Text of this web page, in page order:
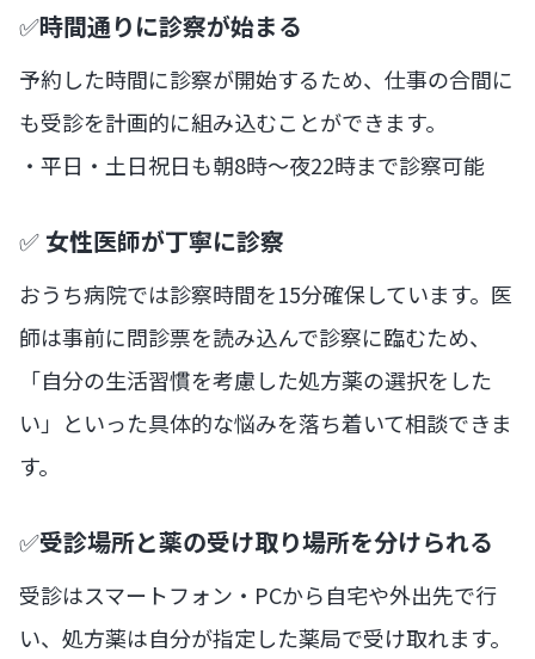
✅時間通りに診察が始まる
予約した時間に診察が開始するため、仕事の合間に
も受診を計画的に組み込むことができます。
・平日・土日祝日も朝8時〜夜22時まで診察可能
✅ 女性医師が丁寧に診察
おうち病院では診察時間を15分確保しています。医
師は事前に問診票を読み込んで診察に臨むため、
「自分の生活習慣を考慮した処方薬の選択をした
い」といった具体的な悩みを落ち着いて相談できま
す。
✅受診場所と薬の受け取り場所を分けられる
受診はスマートフォン・PCから自宅や外出先で行
い、処方薬は自分が指定した薬局で受け取れます。